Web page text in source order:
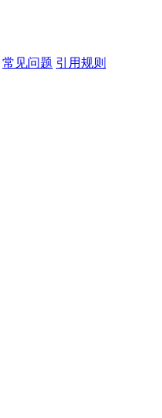
常见问题 引用规则